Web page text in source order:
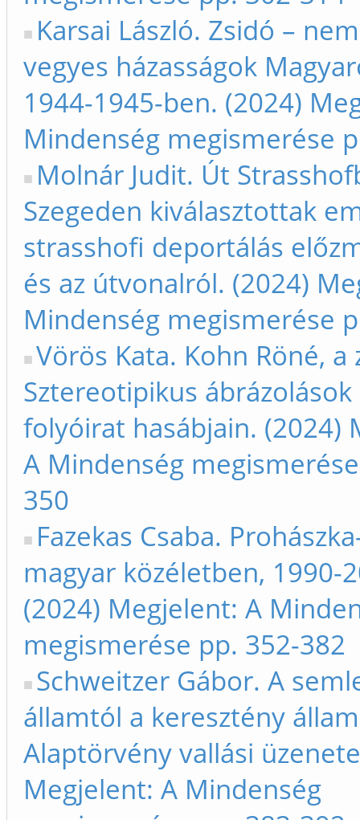
Karsai László. Zsidó –
vegyes házasságok
1944-1945-ben. (2024)
Mindenség megismerése
Molnár Judit. Út
Szegeden kiválasztottak
strasshofi deportálás
és az útvonalról. (2024)
Mindenség megismerése
Vörös Kata. Kohn Röné, a
Sztereotipikus ábrázolások
folyóirat hasábjain. (2024)
A Mindenség
350
Fazekas Csaba.
magyar közéletben, 1990-
(2024) Megjelent: A
megismerése pp. 352-382
Schweitzer Gábor. A
államtól a keresztény
Alaptörvény vallási
Megjelent: A Mindenség